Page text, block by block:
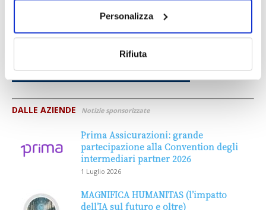
Personalizza
Rifiuta
DALLE AZIENDE Notizie sponsorizzate
Prima Assicurazioni: grande
partecipazione alla Convention degli
intermediari partner 2026
1 Luglio 2026
MAGNIFICA HUMANITAS (l’impatto
dell’IA sul futuro e oltre)